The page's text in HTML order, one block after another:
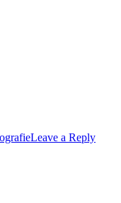
Leave a Reply